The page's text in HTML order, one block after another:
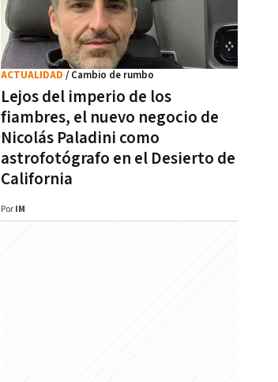
Lejos del imperio de los
fiambres, el nuevo negocio de
Nicolás Paladini como
astrofotógrafo en el Desierto de
California
ACTUALIDAD / Cambio de rumbo
Por IM